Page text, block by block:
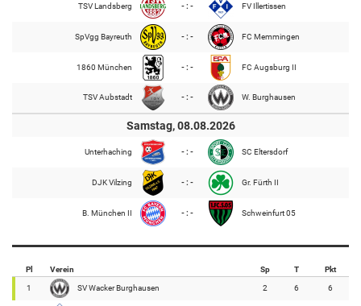
TSV Landsberg - : - FV Illertissen
SpVgg Bayreuth - : - FC Memmingen
1860 München - : - FC Augsburg II
TSV Aubstadt - : - W. Burghausen
Samstag, 08.08.2026
Unterhaching - : - SC Eltersdorf
DJK Vilzing - : - Gr. Fürth II
B. München II - : - Schweinfurt 05
Pl Verein Sp T Pkt
1 SV Wacker Burghausen 2 6 6